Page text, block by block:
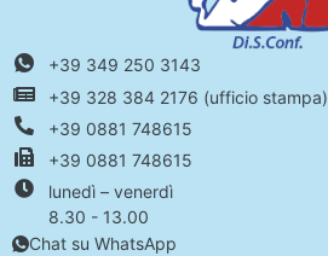
+39 349 250 3143
+39 328 384 2176 (ufficio stampa)
+39 0881 748615
+39 0881 748615
lunedì – venerdì
8.30 - 13.00
Chat su WhatsApp